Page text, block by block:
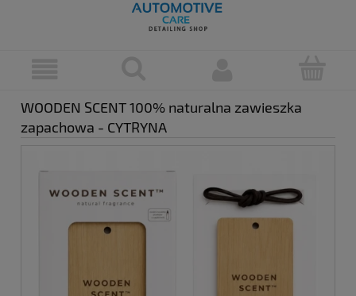
WOODEN SCENT 100% naturalna zawieszka
zapachowa - CYTRYNA